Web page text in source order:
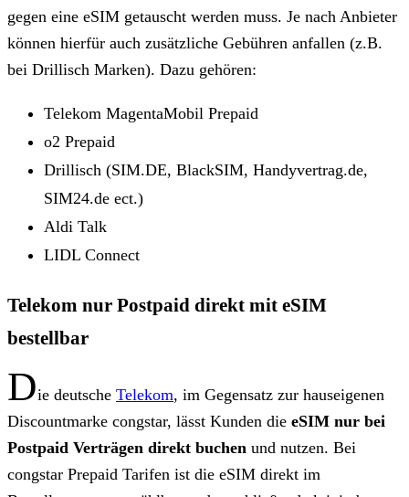
gegen eine eSIM getauscht werden muss. Je nach Anbieter
können hierfür auch zusätzliche Gebühren anfallen (z.B.
bei Drillisch Marken). Dazu gehören:
Telekom MagentaMobil Prepaid
o2 Prepaid
Drillisch (SIM.DE, BlackSIM, Handyvertrag.de,
SIM24.de ect.)
Aldi Talk
LIDL Connect
Telekom nur Postpaid direkt mit eSIM
bestellbar
Die deutsche Telekom, im Gegensatz zur hauseigenen
Discountmarke congstar, lässt Kunden die eSIM nur bei
Postpaid Verträgen direkt buchen und nutzen. Bei
congstar Prepaid Tarifen ist die eSIM direkt im